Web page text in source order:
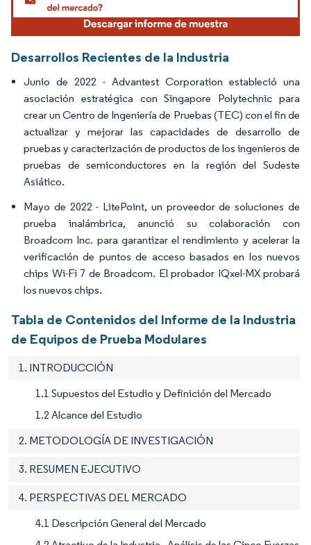
Desarrollos Recientes de la Industria
Junio de 2022 - Advantest Corporation estableció una
asociación estratégica con Singapore Polytechnic para
crear un Centro de Ingeniería de Pruebas (TEC) con el fin de
actualizar y mejorar las capacidades de desarrollo de
pruebas y caracterización de productos de los ingenieros de
pruebas de semiconductores en la región del Sudeste
Asiático.
Mayo de 2022 - LitePoint, un proveedor de soluciones de
prueba inalámbrica, anunció su colaboración con
Broadcom Inc. para garantizar el rendimiento y acelerar la
verificación de puntos de acceso basados en los nuevos
chips Wi-Fi 7 de Broadcom. El probador IQxel-MX probará
los nuevos chips.
Tabla de Contenidos del Informe de la Industria
de Equipos de Prueba Modulares
1. INTRODUCCIÓN
1.1 Supuestos del Estudio y Definición del Mercado
1.2 Alcance del Estudio
2. METODOLOGÍA DE INVESTIGACIÓN
3. RESUMEN EJECUTIVO
4. PERSPECTIVAS DEL MERCADO
4.1 Descripción General del Mercado